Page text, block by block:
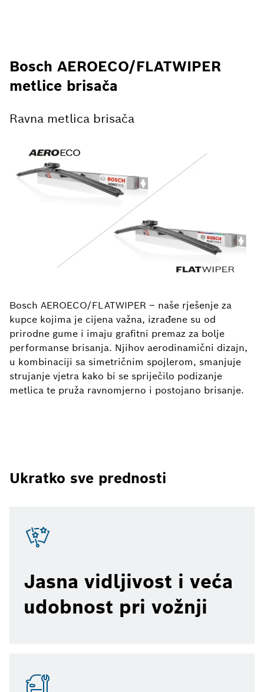
Bosch AEROECO/FLATWIPER
metlice brisača
Ravna metlica brisača
Bosch AEROECO/FLATWIPER – naše rješenje za
kupce kojima je cijena važna, izrađene su od
prirodne gume i imaju grafitni premaz za bolje
performanse brisanja. Njihov aerodinamični dizajn,
u kombinaciji sa simetričnim spojlerom, smanjuje
strujanje vjetra kako bi se spriječilo podizanje
metlica te pruža ravnomjerno i postojano brisanje.
Ukratko sve prednosti
Jasna vidljivost i veća
udobnost pri vožnji